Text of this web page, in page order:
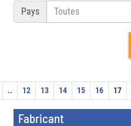
Pays
.. 12 13 14 15 16 17
Fabricant